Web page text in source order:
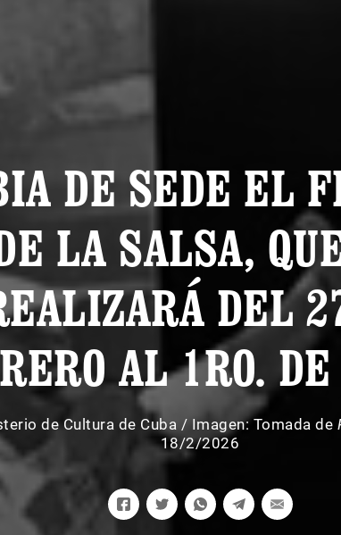
DE SEDE EL
LA SALSA,
DEL
AL 1RO.
de Cultura de Cuba / Imagen: Tomada de
18/2/2026